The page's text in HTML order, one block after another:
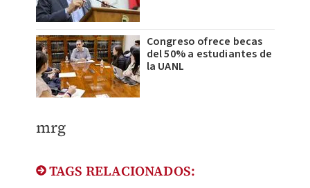
Congreso ofrece becas
del 50% a estudiantes de
la UANL
mrg
TAGS RELACIONADOS: